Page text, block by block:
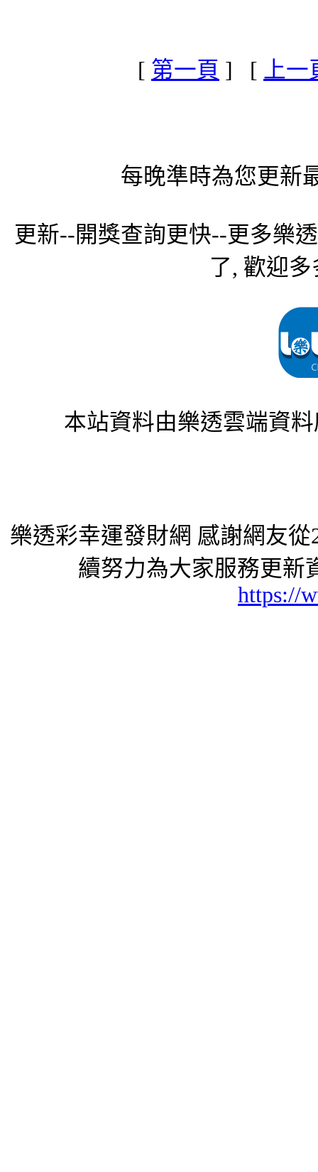
[ 第一頁 ] [ 上一
每晚準時為您更新
更新--開獎查詢更快--更多樂
了, 歡迎
本站資料由樂透雲端資
樂透彩幸運發財網 感謝網友
續努力為大家服務更新
https://